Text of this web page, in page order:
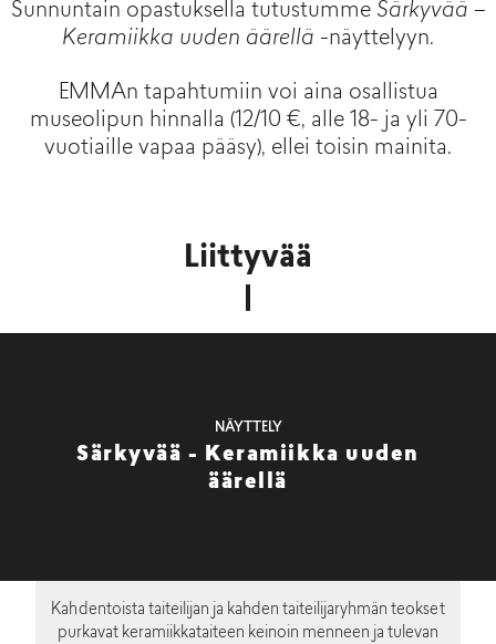
Sunnuntain opastuksella tutustumme Särkyvää –
Keramiikka uuden äärellä -näyttelyyn.
EMMAn tapahtumiin voi aina osallistua
museolipun hinnalla (12/10 €, alle 18- ja yli 70-
vuotiaille vapaa pääsy), ellei toisin mainita.
Liittyvää
NÄYTTELY
Särkyvää - Keramiikka uuden
äärellä
Kahdentoista taiteilijan ja kahden taiteilijaryhmän teokset
purkavat keramiikkataiteen keinoin menneen ja tulevan